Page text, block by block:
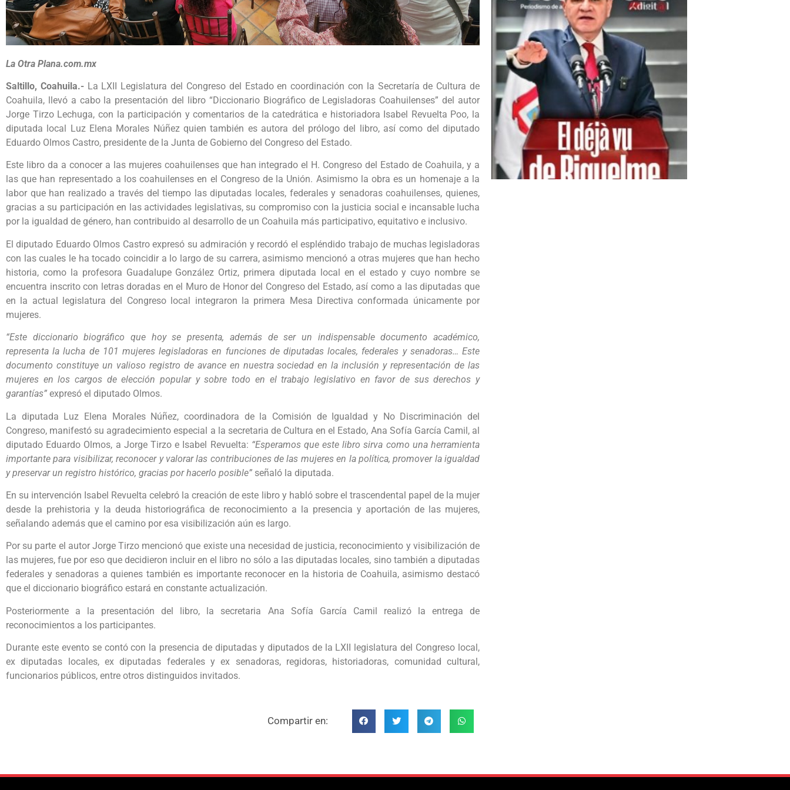
La Otra Plana.com.mx
Saltillo, Coahuila.-La LXII Legislatura del Congreso del Estado en coordinación con la Secretaría de Cultura de
Coahuila, llevó a cabo la presentación del libro “Diccionario Biográfico de Legisladoras Coahuilenses” del autor
Jorge Tirzo Lechuga, con la participación y comentarios de la catedrática e historiadora Isabel Revuelta Poo, la
diputada local Luz Elena Morales Núñez quien también es autora del prólogo del libro, así como del diputado
Eduardo Olmos Castro, presidente de la Junta de Gobierno del Congreso del Estado.
Este libro da a conocer a las mujeres coahuilenses que han integrado el H. Congreso del Estado de Coahuila, y a
las que han representado a los coahuilenses en el Congreso de la Unión. Asimismo la obra es un homenaje a la
labor que han realizado a través del tiempo las diputadas locales, federales y senadoras coahuilenses, quienes,
gracias a su participación en las actividades legislativas, su compromiso con la justicia social e incansable lucha
por la igualdad de género, han contribuido al desarrollo de un Coahuila más participativo, equitativo e inclusivo.
El diputado Eduardo Olmos Castro expresó su admiración y recordó el espléndido trabajo de muchas legisladoras
con las cuales le ha tocado coincidir a lo largo de su carrera, asimismo mencionó a otras mujeres que han hecho
historia, como la profesora Guadalupe González Ortiz, primera diputada local en el estado y cuyo nombre se
encuentra inscrito con letras doradas en el Muro de Honor del Congreso del Estado, así como a las diputadas que
en la actual legislatura del Congreso local integraron la primera Mesa Directiva conformada únicamente por
mujeres.
“Este diccionario biográfico que hoy se presenta, además de ser un indispensable documento académico,
representa la lucha de 101 mujeres legisladoras en funciones de diputadas locales, federales y senadoras… Este
documento constituye un valioso registro de avance en nuestra sociedad en la inclusión y representación de las
mujeres en los cargos de elección popular y sobre todo en el trabajo legislativo en favor de sus derechos y
garantías” expresó el diputado Olmos.
La diputada Luz Elena Morales Núñez, coordinadora de la Comisión de Igualdad y No Discriminación del
Congreso, manifestó su agradecimiento especial a la secretaria de Cultura en el Estado, Ana Sofía García Camil, al
diputado Eduardo Olmos, a Jorge Tirzo e Isabel Revuelta: “Esperamos que este libro sirva como una herramienta
importante para visibilizar, reconocer y valorar las contribuciones de las mujeres en la política, promover la igualdad
y preservar un registro histórico, gracias por hacerlo posible” señaló la diputada.
En su intervención Isabel Revuelta celebró la creación de este libro y habló sobre el trascendental papel de la mujer
desde la prehistoria y la deuda historiográfica de reconocimiento a la presencia y aportación de las mujeres,
señalando además que el camino por esa visibilización aún es largo.
Por su parte el autor Jorge Tirzo mencionó que existe una necesidad de justicia, reconocimiento y visibilización de
las mujeres, fue por eso que decidieron incluir en el libro no sólo a las diputadas locales, sino también a diputadas
federales y senadoras a quienes también es importante reconocer en la historia de Coahuila, asimismo destacó
que el diccionario biográfico estará en constante actualización.
Posteriormente a la presentación del libro, la secretaria Ana Sofía García Camil realizó la entrega de
reconocimientos a los participantes.
Durante este evento se contó con la presencia de diputadas y diputados de la LXII legislatura del Congreso local,
ex diputadas locales, ex diputadas federales y ex senadoras, regidoras, historiadoras, comunidad cultural,
funcionarios públicos, entre otros distinguidos invitados.
Compartir en: